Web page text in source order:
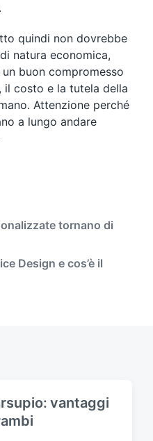
quindi non dovrebbe
natura economica,
buon compromesso
costo e la tutela della
Attenzione perché
a lungo andare
tornano di
Design e cos’è il
vantaggi